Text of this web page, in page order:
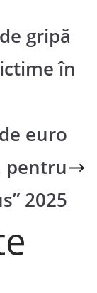
gripă
în
euro
pentru
2025